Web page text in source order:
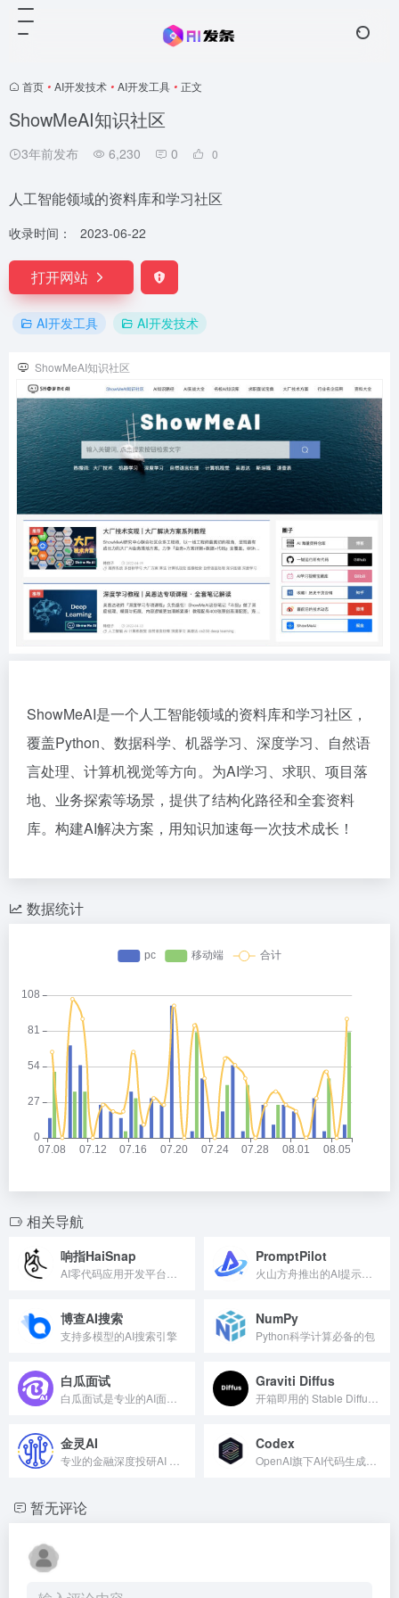
首页 • AI开发技术 • AI开发工具 • 正文
ShowMeAI知识社区
3年前发布 6,230 0 0
人工智能领域的资料库和学习社区
收录时间： 2023-06-22
打开网站
AI开发工具 AI开发技术
ShowMeAI知识社区
ShowMeAI是一个人工智能领域的资料库和学习社区，
覆盖Python、数据科学、机器学习、深度学习、自然语
言处理、计算机视觉等方向。为AI学习、求职、项目落
地、业务探索等场景，提供了结构化路径和全套资料
库。构建AI解决方案，用知识加速每一次技术成长！
数据统计
相关导航
响指HaiSnap PromptPilot
博查AI搜索
支持多模型的AI搜索引擎
NumPy
Python科学计算必备的包
白瓜面试 Graviti Diffus
金灵AI Codex
暂无评论